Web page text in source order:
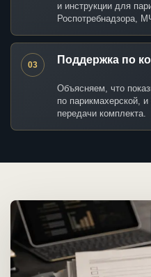
и инструкции для
Роспотребнадзора,
03 Поддержка по
Объясняем, что
по парикмахерской,
передачи комплекта.